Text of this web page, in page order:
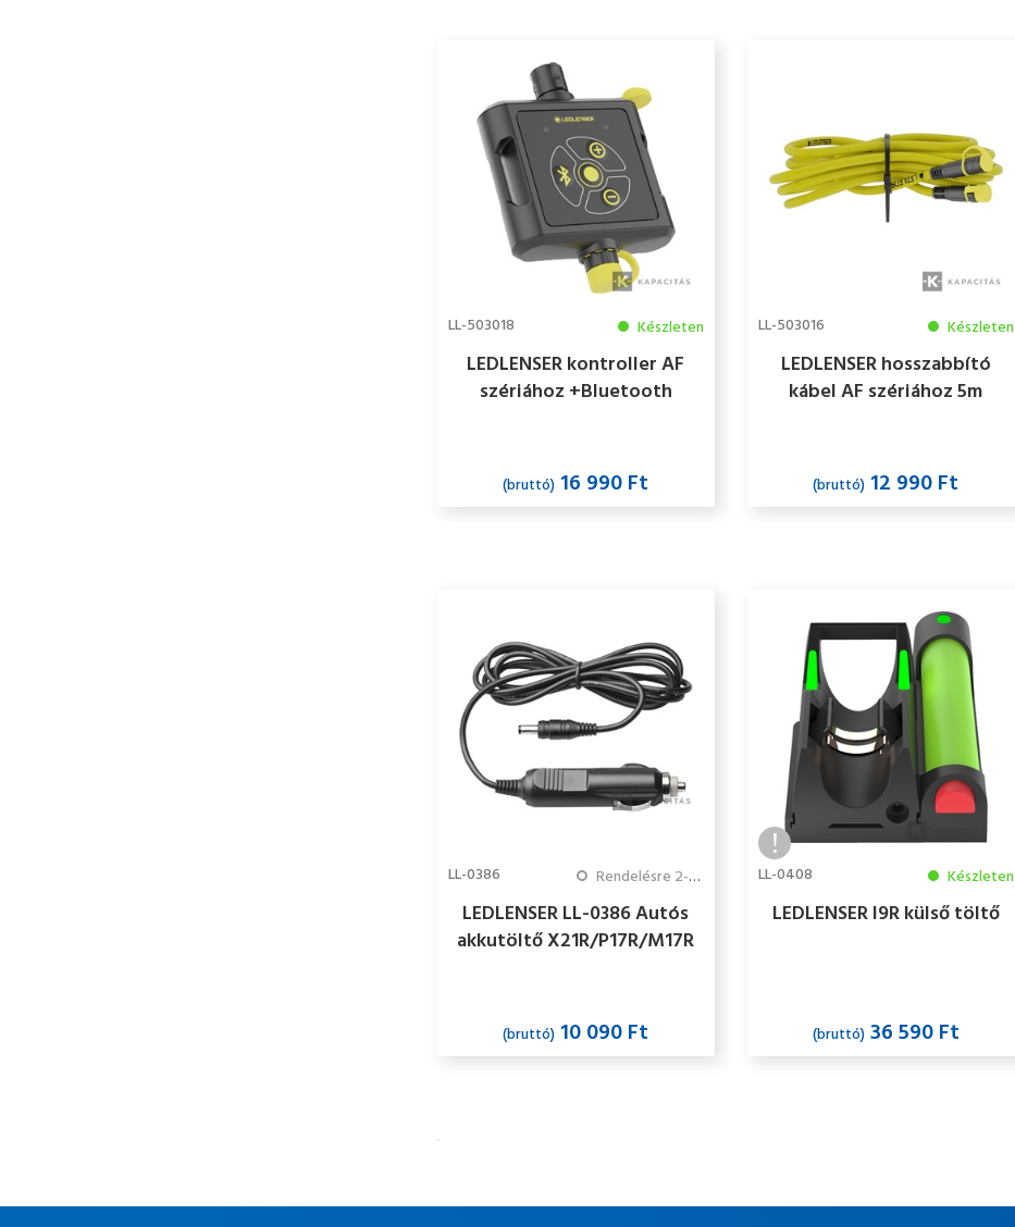
LL-503018 Készleten
LEDLENSER kontroller AF
szériához +Bluetooth
(bruttó) 16 990 Ft
LL-503016 Készleten
LEDLENSER hosszabbító
kábel AF szériához 5m
(bruttó) 12 990 Ft
LL-0386 Rendelésre 2-3 hét
LEDLENSER LL-0386 Autós
akkutöltő X21R/P17R/M17R
(bruttó) 10 090 Ft
LL-0408 Készleten
LEDLENSER I9R külső töltő
(bruttó)36 590 Ft